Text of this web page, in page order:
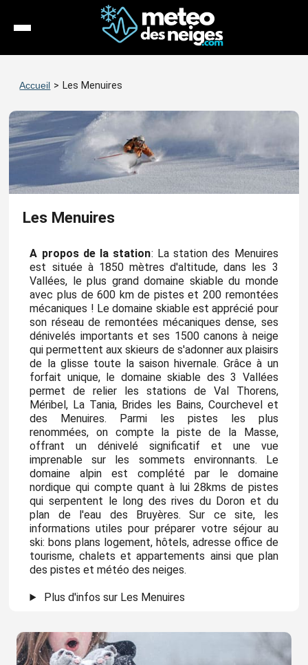
Stations
Webcams
Accueil > Les Menuires
Les Menuires
A propos de la station: La station des Menuires
est située à 1850 mètres d'altitude, dans les 3
Vallées, le plus grand domaine skiable du monde
avec plus de 600 km de pistes et 200 remontées
mécaniques ! Le domaine skiable est apprécié pour
son réseau de remontées mécaniques dense, ses
dénivelés importants et ses 1500 canons à neige
qui permettent aux skieurs de s'adonner aux plaisirs
de la glisse toute la saison hivernale. Grâce à un
forfait unique, le domaine skiable des 3 Vallées
permet de relier les stations de Val Thorens,
Méribel, La Tania, Brides les Bains, Courchevel et
des Menuires. Parmi les pistes les plus
renommées, on compte la piste de la Masse,
offrant un dénivelé significatif et une vue
imprenable sur les sommets environnants. Le
domaine alpin est complété par le domaine
nordique qui compte quant à lui 28kms de pistes
qui serpentent le long des rives du Doron et du
plan de l'eau des Bruyères. Sur ce site, les
informations utiles pour préparer votre séjour au
ski: bons plans logement, hôtels, adresse office de
tourisme, chalets et appartements ainsi que plan
des pistes et météo des neiges.
Plus d'infos sur Les Menuires